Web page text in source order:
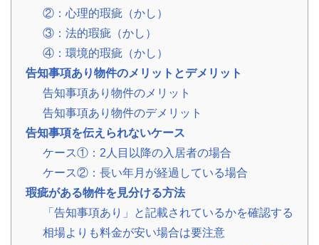
お
客
様
の
声
ご
依
頼
い
い
お
様
レ
②：心理的瑕疵（かし）
③：法的瑕疵（かし）
④：環境的瑕疵（かし）
告知事項あり物件のメリットとデメリット
告知事項あり物件のメリット
告知事項あり物件のデメリット
告知事項を伝えられないケース
ケース①：2人目以降の入居者の場合
ケース②：長い年月が経過している場合
瑕疵がある物件を見分ける方法
「告知事項あり」と記載されているかを確認する
相場よりも料金が安い場合は要注意